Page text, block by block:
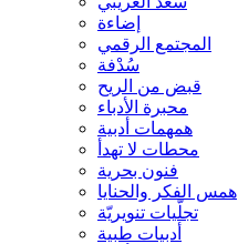
إضاءة
المجتمع الرقمي
سُدْفة
قبض من الريح
محبرة الأدباء
همهمات أدبية
محطات لا تهدأ
فنون بحرية
همس الفكر والحنايا
تجلّيات تنويريّة
أدبيات طبية